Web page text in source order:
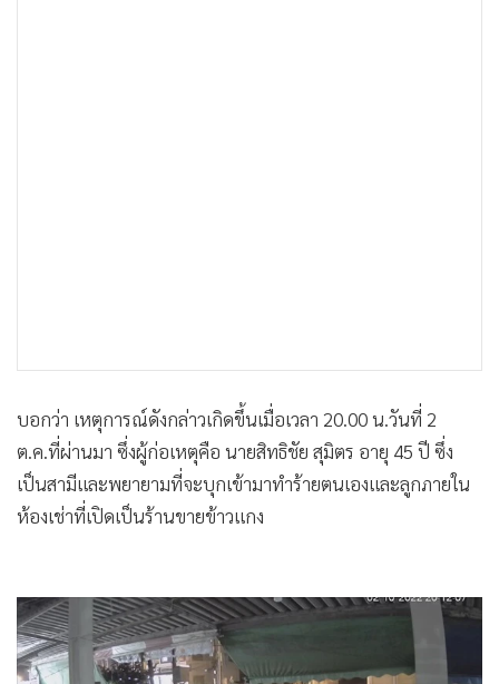
บอกว่า เหตุการณ์ดังกล่าวเกิดขึ้นเมื่อเวลา 20.00 น.วันที่ 2
ต.ค.ที่ผ่านมา ซึ่งผู้ก่อเหตุคือ นายสิทธิชัย สุมิตร อายุ 45 ปี ซึ่ง
เป็นสามีและพยายามที่จะบุกเข้ามาทำร้ายตนเองและลูกภายใน
ห้องเช่าที่เปิดเป็นร้านขายข้าวแกง